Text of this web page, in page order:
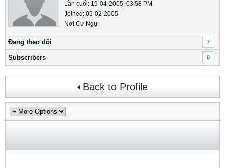
Lần cuối: 19-04-2005, 03:58 PM
Joined: 05-02-2005
Nơi Cư Ngụ:
Ðang theo dõi 7
Subscribers 0
Back to Profile